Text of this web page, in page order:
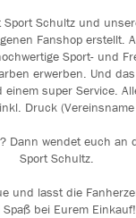
Schultz und
Fanshop erstellt.
Sport- und
erwerben. Und
super Service.
Druck
Dann wendet euch an
Sport Schultz.
und lasst die
Spaß bei Eurem Einkauf!